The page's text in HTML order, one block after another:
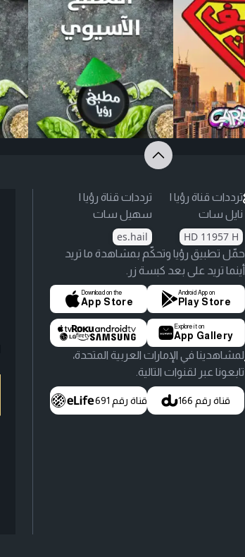
ترددات قناة رؤيا |
نايل سات
HD 11957 H
ترددات قناة رؤيا |
سهيل سات
es.hail
حمّل تطبيق رؤيا وتحكّم بمشاهدة ما تريد
أينما تريد على بعد كبسة زر.
Android App on
Play Store
Download on the
App Store
Explore it on
App Gallery
لمشاهدينا في الإمارات العربية المتحدة،
تابعونا عبر لقنوات التالية.
قناة رقم 166 قناة رقم 691